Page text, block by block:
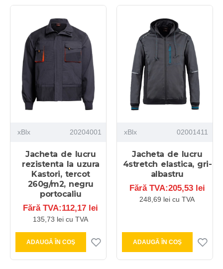
xBlx 20204001
Jacheta de lucru
rezistenta la uzura
Kastori, tercot
260g/m2, negru
portocaliu
Fără TVA:112,17 lei
135,73 lei cu TVA
ADAUGĂ ÎN COŞ
xBlx 02001411
Jacheta de lucru
4stretch elastica, gri-
albastru
Fără TVA:205,53 lei
248,69 lei cu TVA
ADAUGĂ ÎN COŞ